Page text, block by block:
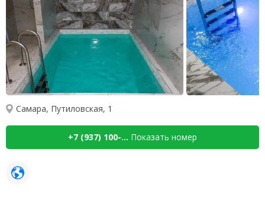
Самара, Путиловская, 1
+7 (937) 100-... Показать номер